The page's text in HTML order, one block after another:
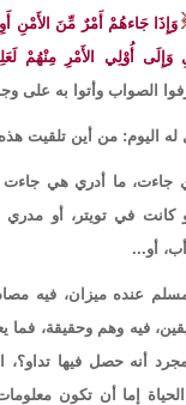
وَإِذَا جَاءهُمْ أَمْرٌ مِّنَ الأَمْنِ
أُوْلِي الأَمْرِ مِنْهُمْ
الصواب وأتوا به على
اليوم: من أين تلقيت هذه
جاءت، ما أدري هي جاءت
في تويتر، أو مدري
أو...
عنده ميزان، فيه
فيه وهم وحقيقة، فما
أنه حصل فيها تداو؟،
إما أن تكون